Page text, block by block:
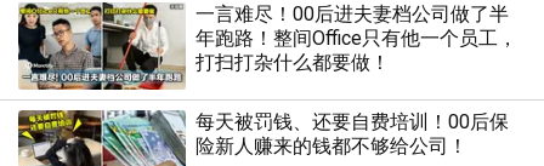
一言难尽！00后进夫妻档公司做了半
年跑路！整间Office只有他一个员工，
打扫打杂什么都要做！
每天被罚钱、还要自费培训！00后保
险新人赚来的钱都不够给公司！